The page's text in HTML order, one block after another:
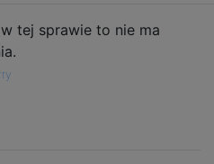
tej sprawie to nie ma